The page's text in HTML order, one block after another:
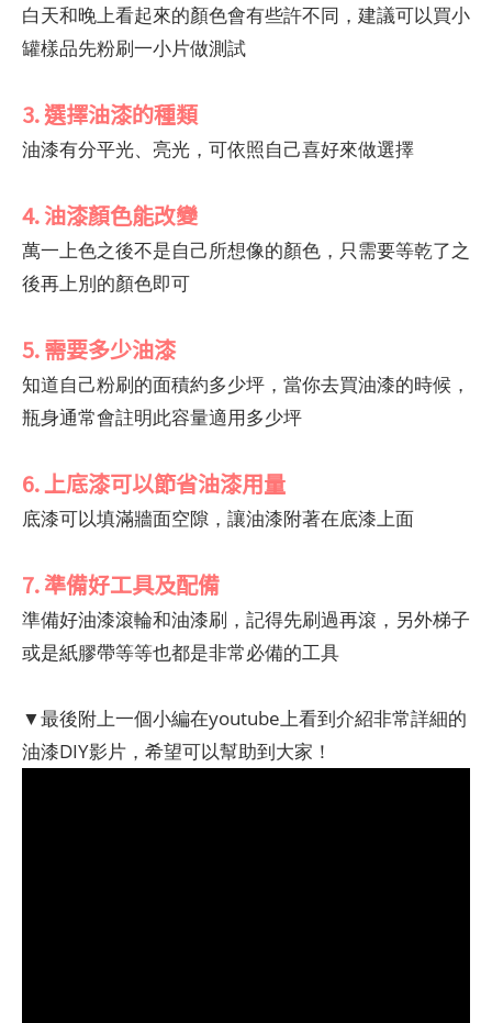
白天和晚上看起來的顏色會有些許不同，建議可以買小
罐樣品先粉刷一小片做測試
3. 選擇油漆的種類
油漆有分平光、亮光，可依照自己喜好來做選擇
4. 油漆顏色能改變
萬一上色之後不是自己所想像的顏色，只需要等乾了之
後再上別的顏色即可
5. 需要多少油漆
知道自己粉刷的面積約多少坪，當你去買油漆的時候，
瓶身通常會註明此容量適用多少坪
6. 上底漆可以節省油漆用量
底漆可以填滿牆面空隙，讓油漆附著在底漆上面
7. 準備好工具及配備
準備好油漆滾輪和油漆刷，記得先刷過再滾，另外梯子
或是紙膠帶等等也都是非常必備的工具
▼最後附上一個小編在youtube上看到介紹非常詳細的
油漆DIY影片，希望可以幫助到大家！